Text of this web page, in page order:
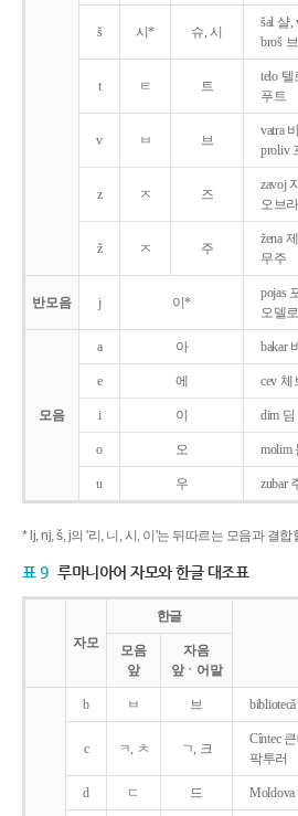
š 시* 슈, 시
šal 샬,
broš
t ㅌ 트
telo 텔
푸트
v ㅂ 브
vatra
proliv
z ㅈ 즈
zavoj
오브
ž ㅈ 주
žena
무주
반모음 j 이*
pojas
오델로
모음
a 아 bakar
e 에 cev 체
i 이 dim 딤
o 오 molim
u 우 zubar
* lj, nj, š, j의 '리, 니, 시, 이'는 뒤따르는 모음과 결
표 9 루마니아어 자모와 한글 대조표
자모
한글
모음
앞
자음
앞ㆍ어말
b ㅂ 브
c ㅋ, ㅊ ㄱ, 크
Cîntec
팍투러
d ㄷ 드